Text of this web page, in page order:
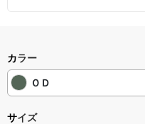
カラー
ＯＤ
サイズ